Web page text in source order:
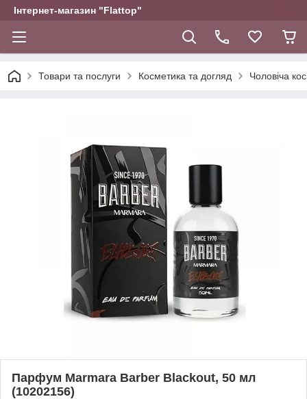
Інтернет-магазин "Flattop"
Товари та послуги Косметика та догляд Чоловіча
Парфум Marmara Barber Blackout, 50 мл
(10202156)